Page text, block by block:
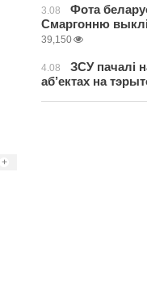
+
3.08
Фота
Смаргонню
39,150
4.08
ЗСУ пачалі
аб’ектах на